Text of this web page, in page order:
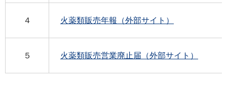
４ 火薬類販売年報（外部サイト）
５ 火薬類販売営業廃止届（外部サイト）